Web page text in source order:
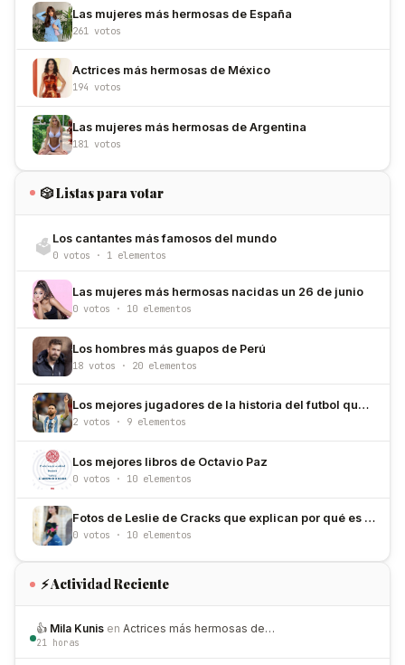
Las mujeres más hermosas de España
261 votos
Actrices más hermosas de México
194 votos
Las mujeres más hermosas de Argentina
181 votos
🎲 Listas para votar
🗳️ Los cantantes más famosos del mundo
0 votos · 1 elementos
Las mujeres más hermosas nacidas un 26 de junio
0 votos · 10 elementos
Los hombres más guapos de Perú
18 votos · 20 elementos
Los mejores jugadores de la historia del futbol que han usado el número 10
2 votos · 9 elementos
Los mejores libros de Octavio Paz
0 votos · 10 elementos
Fotos de Leslie de Cracks que explican por qué es de las más hermosas de México
0 votos · 10 elementos
⚡ Actividad Reciente
👍 Mila Kunis en Actrices más hermosas de…
21 horas